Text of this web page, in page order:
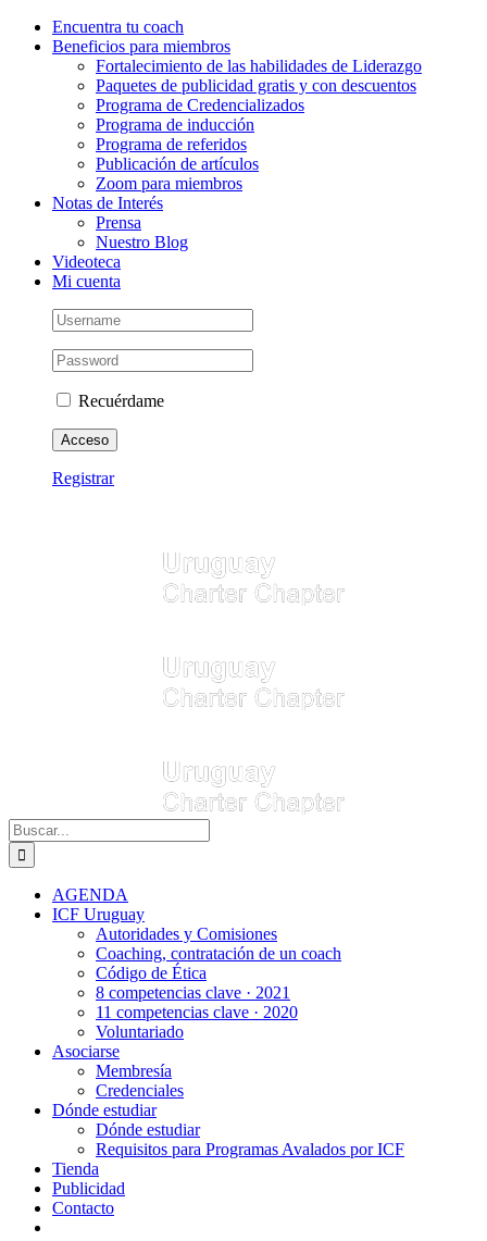
Saltar
Instagram
Facebook
LinkedIn
YouTube
Correo
electrónico
Encuentra tu coach
Beneficios para miembros
Fortalecimiento de las habilidades de Liderazgo
Paquetes de publicidad gratis y con descuentos
Programa de Credencializados
Programa de inducción
Programa de referidos
Publicación de artículos
Zoom para miembros
Notas de Interés
Prensa
Nuestro Blog
Videoteca
Mi cuenta
Recuérdame
Registrar
Buscar:
AGENDA
ICF Uruguay
Autoridades y Comisiones
Coaching, contratación de un coach
Código de Ética
8 competencias clave · 2021
11 competencias clave · 2020
Voluntariado
Asociarse
Membresía
Credenciales
Dónde estudiar
Dónde estudiar
Requisitos para Programas Avalados por ICF
Tienda
Publicidad
Contacto